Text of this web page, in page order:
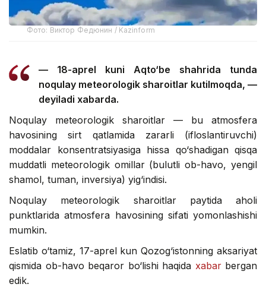
Фото: Виктор Федюнин / Kazinform
— 18-aprel kuni Aqto‘be shahrida tunda
noqulay meteorologik sharoitlar kutilmoqda, —
deyiladi xabarda.
Noqulay meteorologik sharoitlar — bu atmosfera
havosining sirt qatlamida zararli (ifloslantiruvchi)
moddalar konsentratsiyasiga hissa qo‘shadigan qisqa
muddatli meteorologik omillar (bulutli ob-havo, yengil
shamol, tuman, inversiya) yig‘indisi.
Noqulay meteorologik sharoitlar paytida aholi
punktlarida atmosfera havosining sifati yomonlashishi
mumkin.
Eslatib o‘tamiz, 17-aprel kun Qozog‘istonning aksariyat
qismida ob-havo beqaror bo‘lishi haqida xabar bergan
edik.